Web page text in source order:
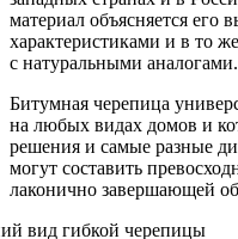
материал объясняется
характеристиками и в то
с натуральными аналогами.
Битумная черепица
на любых видах домов и
решения и самые разные
могут составить
лаконично завершающей